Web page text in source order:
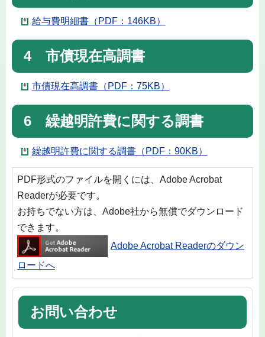
給与費明細書（PDF：146KB）
4 市債現在高調書
市債現在高調書（PDF：75KB）
6 繰越明許費に関する調書
繰越明許費に関する調書（PDF：90KB）
PDF形式のファイルを開くには、Adobe Acrobat
Readerが必要です。
お持ちでない方は、Adobe社から無償でダウンロード
できます。
Adobe Acrobat Readerのダウン
ロードへ
お問い合わせ